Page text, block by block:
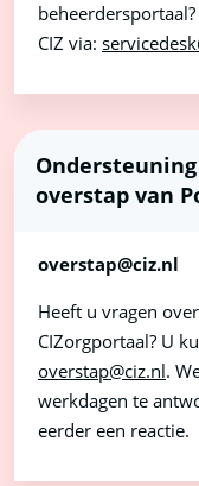
CIZ via:
overstap van
overstap@ciz.nl
Heeft u vragen
CIZorgportaal? U
overstap@ciz.nl.
werkdagen te
eerder een reactie.